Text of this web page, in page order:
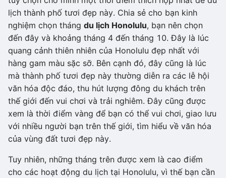
lịch thành phố tươi đẹp này. Chia sẻ cho bạn kinh
nghiệm chọn tháng du lịch Honolulu, bạn nên chọn
đến đây và khoảng tháng 4 đến tháng 10. Đây là lúc
quang cảnh thiên nhiên của Honolulu đẹp nhất với
hàng gam màu sặc sỡ. Bên cạnh đó, đây cũng là lúc
mà thành phố tươi đẹp này thường diễn ra các lễ hội
văn hóa độc đáo, thu hút lượng đông du khách trên
thế giới đến vui chơi và trải nghiêm. Đây cũng được
xem là thời điểm vàng để bạn có thể vui chơi, giao lưu
với nhiều người bạn trên thế giới, tìm hiểu về văn hóa
của vùng đất tươi đẹp này.
Tuy nhiên, những tháng trên được xem là cao điểm
cho các hoạt động du lịch tại Honolulu, vì thế bạn cần